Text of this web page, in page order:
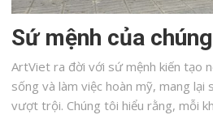
Sứ mệnh của
ArtViet ra đời với sứ mệnh kiến tạo
sống và làm việc hoàn mỹ, mang
vượt trội. Chúng tôi hiểu rằng, mỗi